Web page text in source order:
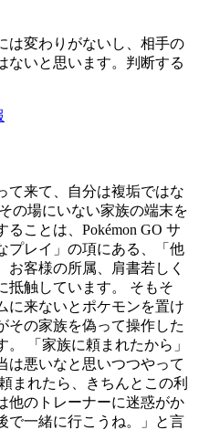
は変わりがないし、相手の
ないと思います。判断する
て来て、自分は複垢ではな
の場にいない家族の端末を
ことは、Pokémon GO サ
プレイ」の項にある、「他
客様の所属、肩書若しく
抵触しています。 そもそ
に来ないとポケモンを置け
その家族を偽って操作した
「家族に頼まれたから」
は悪いなと思いつつやって
まれたら、きちんとこの利
他のトレーナーに迷惑がか
で一緒に行こうね。」と言